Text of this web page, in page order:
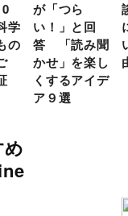
学
の
が「つら
い！」と回
答 「読み聞
かせ」を楽し
くするアイデ
ア９選